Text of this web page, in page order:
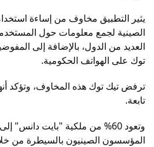
يثير التطبيق مخاوف من إساءة
الصينية لجمع معلومات حول
العديد من الدول، بالإضافة إلى
توك على الهواتف الحكومية.
ترفض تيك توك هذه المخاوف، وتؤكد
تابعة.
وتعود 60% من ملكية "بايت